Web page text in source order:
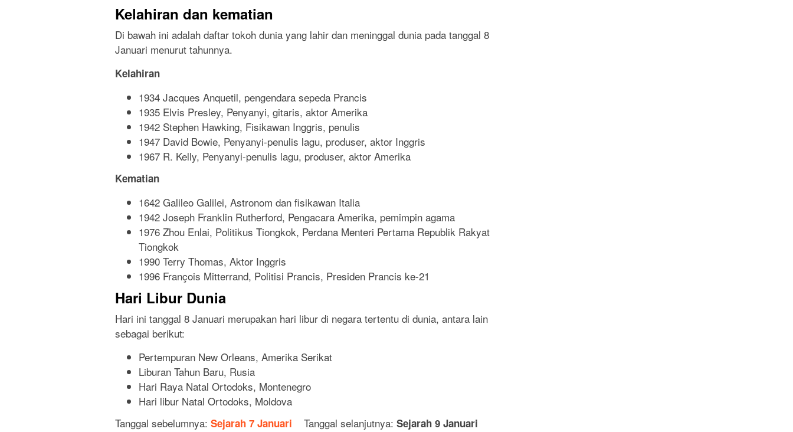
Kelahiran dan kematian
Di bawah ini adalah daftar tokoh dunia yang lahir dan meninggal dunia pada tanggal 8
Januari menurut tahunnya.
Kelahiran
1934 Jacques Anquetil, pengendara sepeda Prancis
1935 Elvis Presley, Penyanyi, gitaris, aktor Amerika
1942 Stephen Hawking, Fisikawan Inggris, penulis
1947 David Bowie, Penyanyi-penulis lagu, produser, aktor Inggris
1967 R. Kelly, Penyanyi-penulis lagu, produser, aktor Amerika
Kematian
1642 Galileo Galilei, Astronom dan fisikawan Italia
1942 Joseph Franklin Rutherford, Pengacara Amerika, pemimpin agama
1976 Zhou Enlai, Politikus Tiongkok, Perdana Menteri Pertama Republik Rakyat
Tiongkok
1990 Terry Thomas, Aktor Inggris
1996 François Mitterrand, Politisi Prancis, Presiden Prancis ke-21
Hari Libur Dunia
Hari ini tanggal 8 Januari merupakan hari libur di negara tertentu di dunia, antara lain
sebagai berikut:
Pertempuran New Orleans, Amerika Serikat
Liburan Tahun Baru, Rusia
Hari Raya Natal Ortodoks, Montenegro
Hari libur Natal Ortodoks, Moldova
Tanggal sebelumnya: Sejarah 7 Januari Tanggal selanjutnya:Sejarah 9 Januari